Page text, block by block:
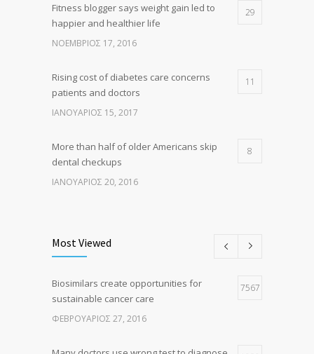
Fitness blogger says weight gain led to
happier and healthier life
29
ΝΟΈΜΒΡΙΟΣ 17, 2016
Rising cost of diabetes care concerns
patients and doctors
11
ΙΑΝΟΥΆΡΙΟΣ 15, 2017
More than half of older Americans skip
dental checkups
8
ΙΑΝΟΥΆΡΙΟΣ 20, 2016
Researchers identify mechanism of
oncogene action in lung cancer
7
ΦΕΒΡΟΥΆΡΙΟΣ 26, 2016
Most Viewed
Biosimilars create opportunities for
sustainable cancer care
7567
ΦΕΒΡΟΥΆΡΙΟΣ 27, 2016